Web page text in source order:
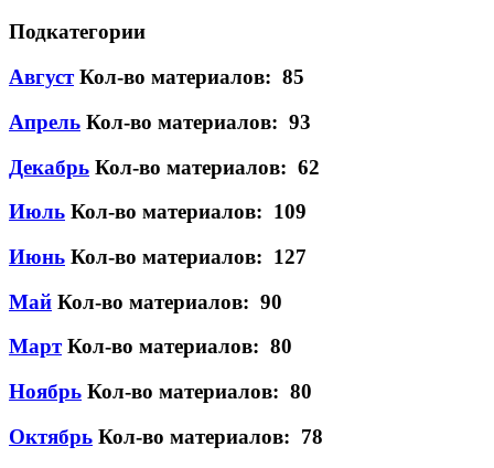
Подкатегории
Август Кол-во материалов: 85
Апрель Кол-во материалов: 93
Декабрь Кол-во материалов: 62
Июль Кол-во материалов: 109
Июнь Кол-во материалов: 127
Май Кол-во материалов: 90
Март Кол-во материалов: 80
Ноябрь Кол-во материалов: 80
Октябрь Кол-во материалов: 78